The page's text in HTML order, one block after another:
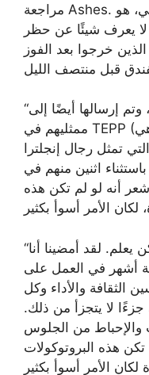
مراجعة Ashes. الجانب المشرق، من وجهة نظر كي، هو
لا يعرف شيئًا عن حظر
خرجوا بعد الفوز
“تم تقديم البروتوكولات في يناير، وتم إرسالها أيضًا إلى
ممثليهم في TEPP (شراكة لاعبي فريق إنجلترا، وهي
تمثل رجال إنجلترا). خرج عدد من اللاعبين
اثنين منهم في
أنه لو لم تكن هذه
“يقول جوس أتكينسون إنه لم يكن يعلم. لقد أمضينا أنا
أشهر في العمل على
الثقافة والأداء وكل
لا يتجزأ من ذلك.
والإحباط من الجلوس
هذه البروتوكولات